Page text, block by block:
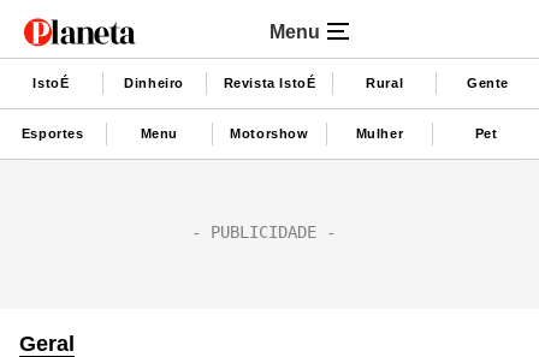
Menu
IstoÉ Dinheiro Revista IstoÉ Rural Gente
Esportes Menu Motorshow Mulher Pet
Geral